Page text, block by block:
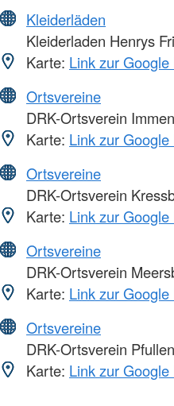
Kleiderläden
Kleiderladen Henrys
Karte: Link zur
Ortsvereine
DRK-Ortsverein
Karte: Link zur
Ortsvereine
DRK-Ortsverein
Karte: Link zur
Ortsvereine
DRK-Ortsverein
Karte: Link zur
Ortsvereine
DRK-Ortsverein
Karte: Link zur